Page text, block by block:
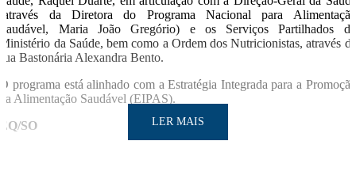
(através da Diretora do Programa Nacional para Alimentação
Saudável, Maria João Gregório) e os Serviços Partilhados do
Ministério da Saúde, bem como a Ordem dos Nutricionistas, através da
sua Bastonária Alexandra Bento.
O programa está alinhado com a Estratégia Integrada para a Promoção
da Alimentação Saudável (EIPAS).
EQ/SO
LER MAIS